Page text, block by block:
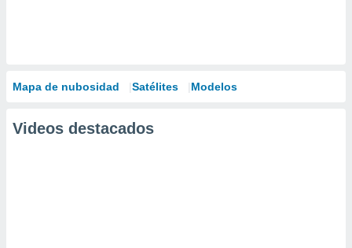
Mapa de nubosidad Satélites Modelos
Videos destacados